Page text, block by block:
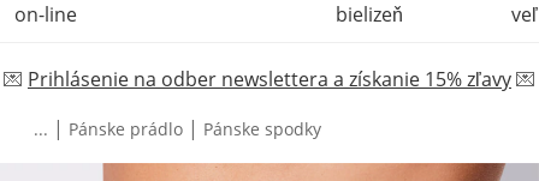
on-line
bielizeň
💌 Prihlásenie na odber newslettera a získanie 15% zľavy💌
... | Pánske prádlo | Pánske spodky